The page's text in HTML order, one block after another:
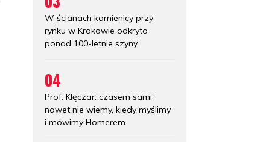
W ścianach kamienicy przy
rynku w Krakowie odkryto
ponad 100-letnie szyny
04
Prof. Klęczar: czasem sami
nawet nie wiemy, kiedy myślimy
i mówimy Homerem